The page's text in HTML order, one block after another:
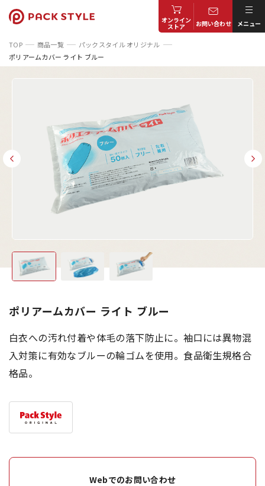
オンライン
ストア お問い合わせ メニュー
TOP 商品一覧
パックスタイル オリジナル
ポリアームカバー ライト ブルー
ポリアームカバー ライト ブルー
白衣への汚れ付着や体毛の落下防止に。袖口には異物混
入対策に有効なブルーの輪ゴムを使用。食品衛生規格合
格品。
Webでのお問い合わせ